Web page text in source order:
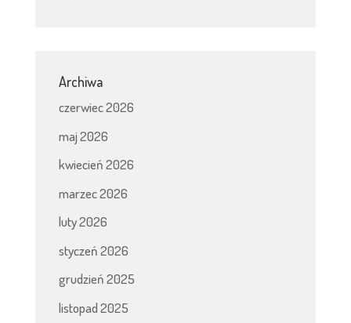
Archiwa
czerwiec 2026
maj 2026
kwiecień 2026
marzec 2026
luty 2026
styczeń 2026
grudzień 2025
listopad 2025